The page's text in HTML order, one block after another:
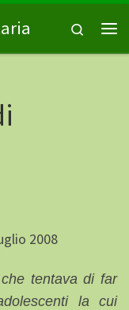
Search
2008
tentava di far
la cui